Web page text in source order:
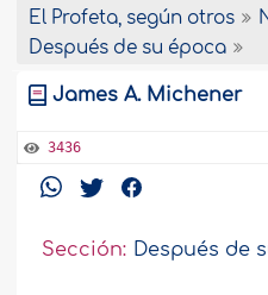
El Profeta, según otros
Después de su época
James A. Michener
3436
Sección: Después de